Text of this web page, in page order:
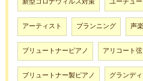
アーティスト プランニング 声楽
ブリュートナーピアノ アリコート弦
ブリュートナー製ピアノ グランデ